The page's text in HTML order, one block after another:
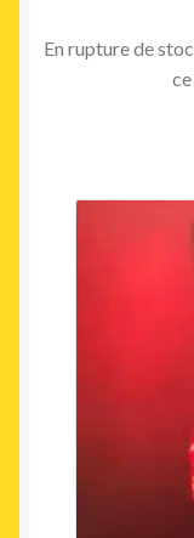
En rupture de